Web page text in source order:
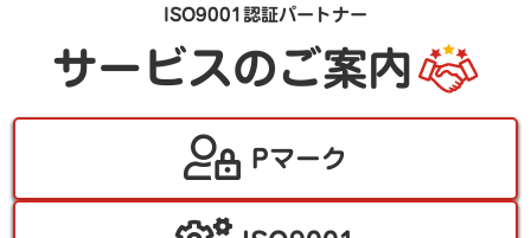
ISO9001認証パートナー
サービスのご案内
Pマーク